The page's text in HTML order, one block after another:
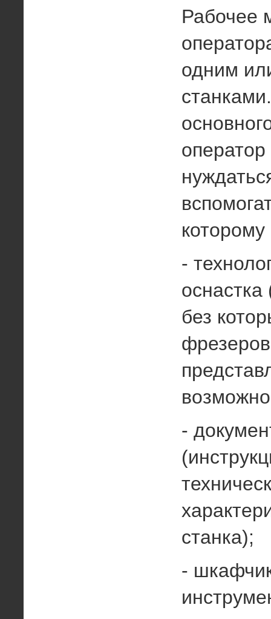
Рабочее
одним
оператор
которому
-
без
-
станка);
-